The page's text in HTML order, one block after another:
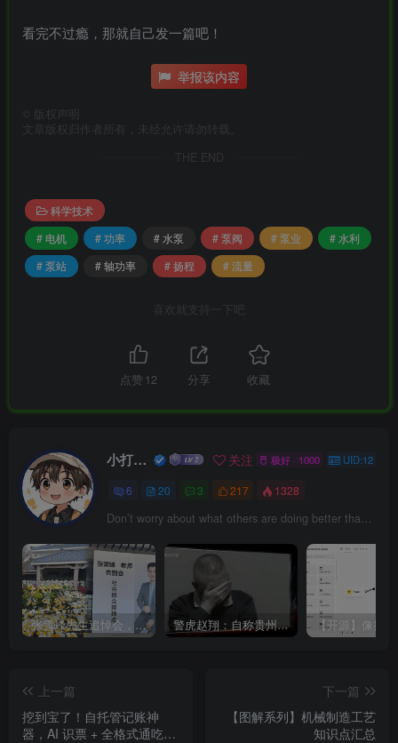
看完不过瘾，那就自己发一篇吧！
举报该内容
版权声明
文章版权归作者所有，未经允许请勿转载。
THE END
科学技术
# 电机
# 功率 # 水泵 # 泵阀 # 泵业
# 水利
# 泵站
# 轴功率 # 扬程 # 流量
喜欢就支持一下吧
点赞 12 分享 收藏
小打小闹 关注 极好 · 1000 UID:12
6 20 3 217 1328
Don’t worry about what others are doing better than you. Concentrate on beating your own records every day.
张雪峰先生追悼会，究竟是谁在定性出现了“恶劣事件”？ 警虎赵翔：自称贵州“土皇帝”，没有茅台不上桌，金钱、美女来者不拒
上一篇
挖到宝了！自托管记账神
器，AI 识票 + 全格式通吃，
下一篇
【图解系列】机械制造工艺
知识点汇总